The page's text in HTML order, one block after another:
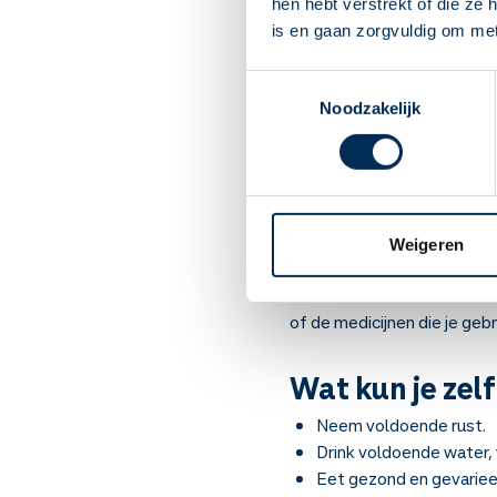
is en gaan zorgvuldig om
Noodzakelijk
Weigeren
Benauwdheid en/of
Vermoeidheid;
Acute
Als je een
en hoesten, kunnen dan
achteruitgaan en zelfs in
of de medicijnen die je
Wat kun je
Neem voldoende rust.
Drink voldoende
Eet gezond en